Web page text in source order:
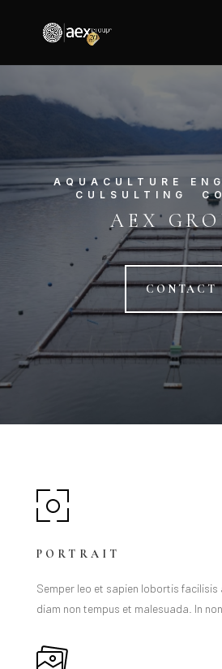
AQUACULTURE
CULSULTING
AEX
CONTACT
PORTRAIT
Semper leo et sapien lobortis facilisis
diam non tempus et malesuada. In